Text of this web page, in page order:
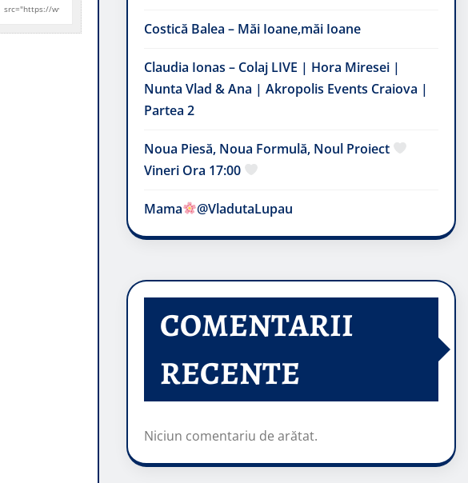
Costică Balea – Măi Ioane,măi Ioane
Claudia Ionas – Colaj LIVE | Hora Miresei |
Nunta Vlad & Ana | Akropolis Events Craiova |
Partea 2
Noua Piesă, Noua Formulă, Noul Proiect
Vineri Ora 17:00
Mama @VladutaLupau
COMENTARII
RECENTE
Niciun comentariu de arătat.